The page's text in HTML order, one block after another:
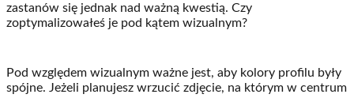
zastanów się jednak nad ważną kwestią. Czy
zoptymalizowałeś je pod kątem wizualnym?
Pod względem wizualnym ważne jest, aby kolory profilu były
spójne. Jeżeli planujesz wrzucić zdjęcie, na którym w centrum